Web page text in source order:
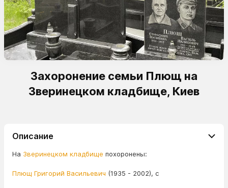
Захоронение семьи Плющ на
Зверинецком кладбище, Киев
Описание
На Зверинецком кладбище похоронены:
Плющ Григорий Васильевич (1935 - 2002), с